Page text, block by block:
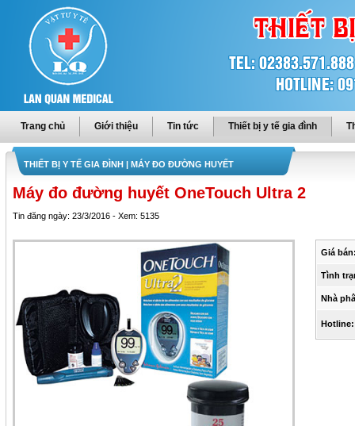
Trang chủ Giới thiệu Tin tức Thiết bị y tế gia đình
THIẾT BỊ Y TẾ GIA ĐÌNH | MÁY ĐO ĐƯỜNG HUYẾT
Máy đo đường huyết OneTouch Ultra 2
Tin đăng ngày: 23/3/2016 - Xem: 5135
Giá
Tình
Nhà
Hotline: